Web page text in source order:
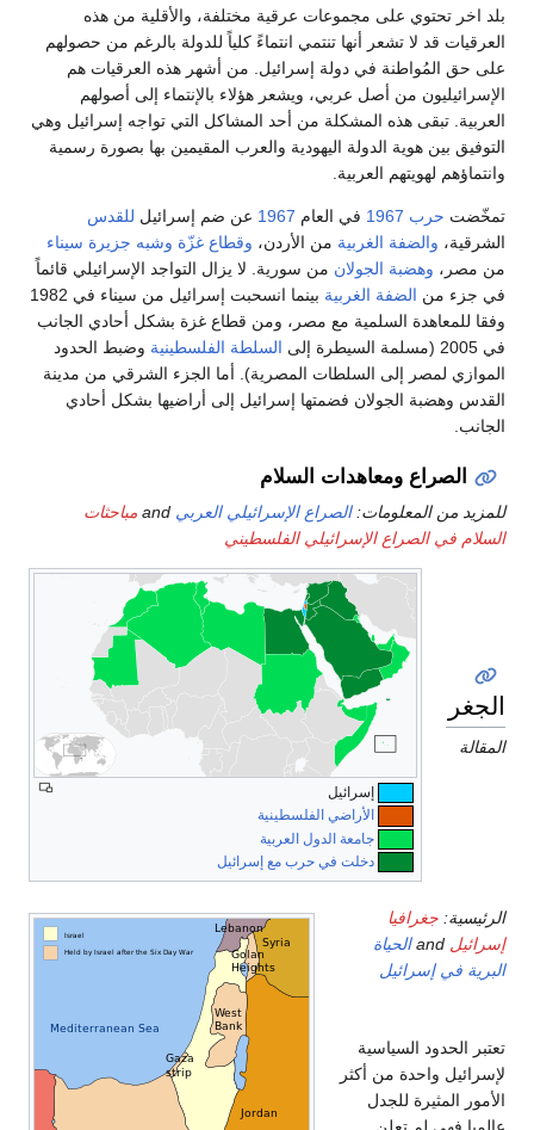
اخر تحتوي على مجموعات عرقية مختلفة، والأقلية من هذه
قد لا تشعر أنها تنتمي انتماءً كلياً للدولة بالرغم من حصولهم
حق المُواطنة في دولة إسرائيل. من أشهر هذه العرقيات هم
من أصل عربي، ويشعر هؤلاء بالإنتماء إلى أصولهم
تبقى هذه المشكلة من أحد المشاكل التي تواجه إسرائيل وهي
بين هوية الدولة اليهودية والعرب المقيمين بها بصورة رسمية
لهويتهم العربية.
حرب 1967 في العام1967عن ضم إسرائيل للقدس
والضفة الغربيةمن الأردن، وقطاع غزّة وشبه جزيرة سيناء
مصر،وهضبة الجولانمن سورية. لا يزال التواجد الإسرائيلي قائماً
جزء من الضفة الغربية
بينما انسحبت إسرائيل من سيناء في 1982
للمعاهدة السلمية مع مصر، ومن قطاع غزة بشكل أحادي الجانب
السلطة الفلسطينيةوضبط الحدود
لمصر إلى السلطات المصرية). أما الجزء الشرقي من مدينة
وهضبة الجولان فضمتها إسرائيل إلى أراضيها بشكل أحادي
الصراع ومعاهدات السلام
من المعلومات:الصراع الإسرائيلي العربيand
مباحثات
في الصراع الإسرائيلي الفلسطيني
إسرائيل
الأراضي الفلسطينية
جامعة الدول العربية
دخلت في حرب مع إسرائيل
جغرافيا
الحياة
في إسرائيل
الحدود السياسية
واحدة من أكثر
المثيرة للجدل
فهي لم تعلن